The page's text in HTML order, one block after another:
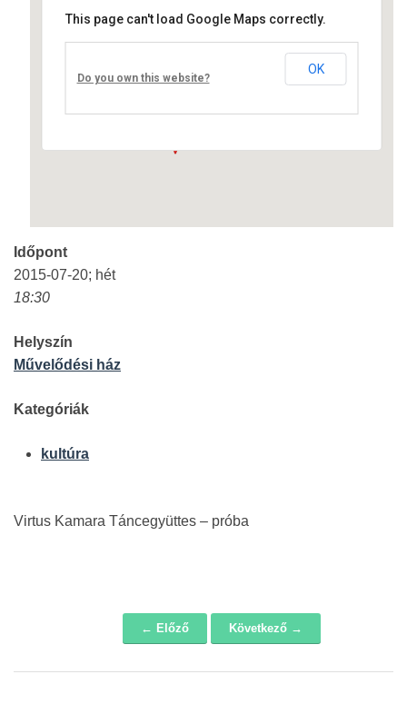
Művelődési ház
Fő út 8 - Nagyréde
This page can't load Google Maps correctly.
Do you own this website?
OK
Időpont
2015-07-20; hét
18:30
Helyszín
Művelődési ház
Kategóriák
kultúra
Virtus Kamara Táncegyüttes – próba
← Előző Következő →